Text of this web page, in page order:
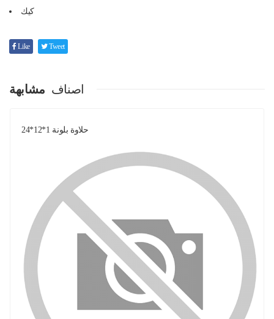
كيك
Like Tweet
اصناف مشابهة
حلاوة بلونة 1*12*24